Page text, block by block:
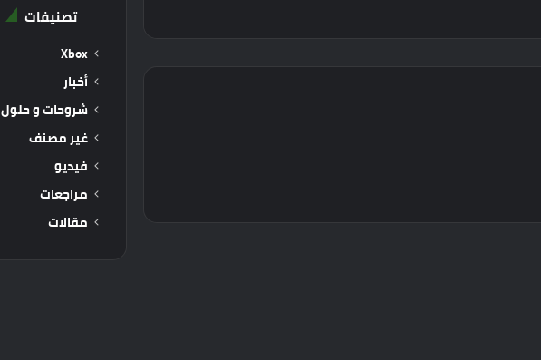
تصنيفات
Xbox
أخبار
شروحات و حلول
غير مصنف
فيديو
مراجعات
مقالات